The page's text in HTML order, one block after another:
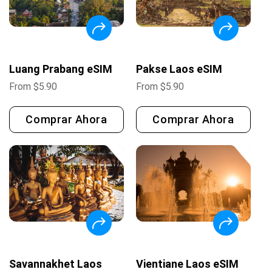
Luang Prabang eSIM
From $5.90
Comprar Ahora
Pakse Laos eSIM
From $5.90
Comprar Ahora
Savannakhet Laos Vientiane Laos eSIM